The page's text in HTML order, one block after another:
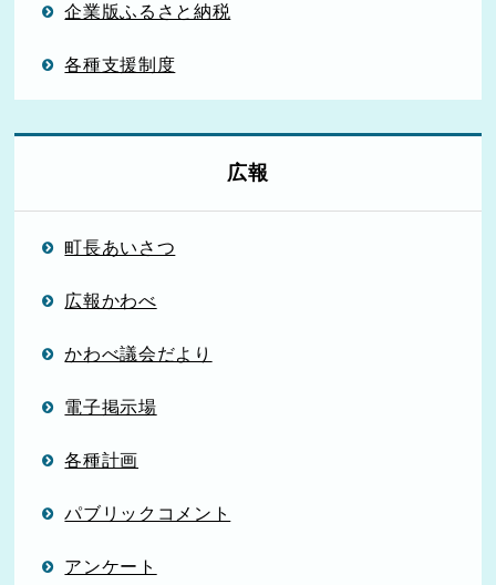
企業版ふるさと納税
各種支援制度
広報
町長あいさつ
広報かわべ
かわべ議会だより
電子掲示場
各種計画
パブリックコメント
アンケート